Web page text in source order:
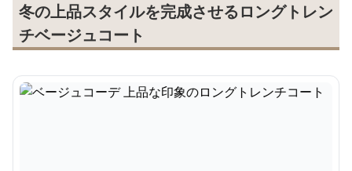
冬の上品スタイルを完成させるロングトレン
チベージュコート